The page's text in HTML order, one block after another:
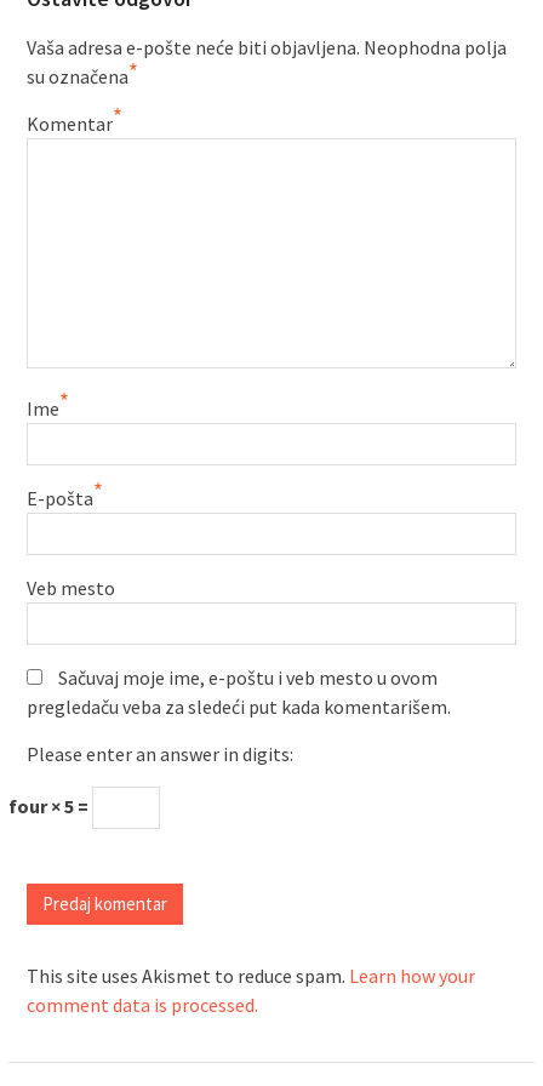
Vaša adresa e-pošte neće biti objavljena. Neophodna polja
su označena*
Komentar*
Ime*
E-pošta*
Veb mesto
Sačuvaj moje ime, e-poštu i veb mesto u ovom
pregledaču veba za sledeći put kada komentarišem.
Please enter an answer in digits:
four × 5 =
This site uses Akismet to reduce spam. Learn how your
comment data is processed.